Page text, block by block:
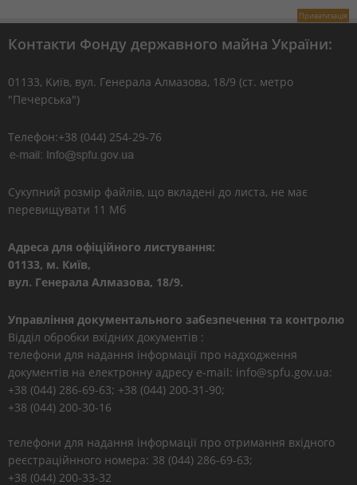
Приватизація
Контакти Фонду державного майна України:
01133, Kиїв, вул. Генерала Алмазова, 18/9 (ст. метро
"Печерська")
Телефон:+38 (044) 254-29-76
Сукупний розмір файлів, що вкладені до листа, не має
перевищувати 11 Мб
Адреса для офіційного листування:
01133, м. Київ,
вул. Генерала Алмазова, 18/9.
Управління документального забезпечення та контролю
Відділ обробки вхідних документів :
телефони для надання інформації про надходження
документів на електронну адресу e-mail: info@spfu.gov.ua:
+38 (044) 286-69-63; +38 (044) 200-31-90;
+38 (044) 200-30-16
телефони для надання інформації про отримання вхідного
реєстраційнного номера: 38 (044) 286-69-63;
+38 (044) 200-33-32